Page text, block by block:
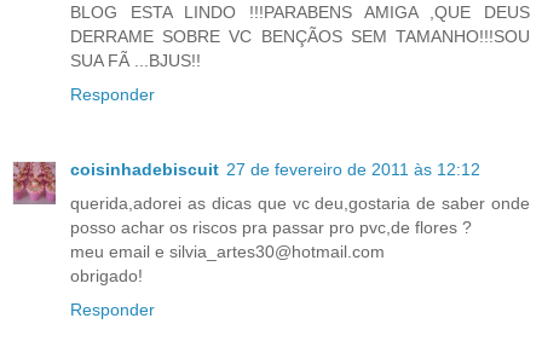
BLOG ESTA LINDO !!!PARABENS AMIGA ,QUE DEUS
DERRAME SOBRE VC BENÇÃOS SEM TAMANHO!!!SOU
SUA FÃ ...BJUS!!
Responder
coisinhadebiscuit 27 de fevereiro de 2011 às 12:12
querida,adorei as dicas que vc deu,gostaria de saber onde
posso achar os riscos pra passar pro pvc,de flores ?
meu email e silvia_artes30@hotmail.com
obrigado!
Responder